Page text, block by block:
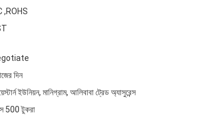
,ROHS
দিন
ইউনিয়ন, মানিগ্রাম, আলিবাবা ট্রেড অ্যাসুরেন্স
500 টুকরা